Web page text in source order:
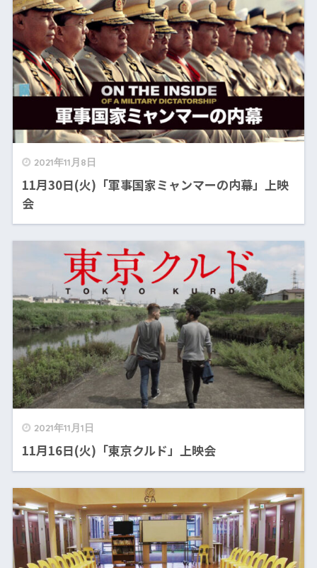
2021年11月8日
11月30日(火)「軍事国家ミャンマーの内幕」上映
会
2021年11月1日
11月16日(火)「東京クルド」上映会